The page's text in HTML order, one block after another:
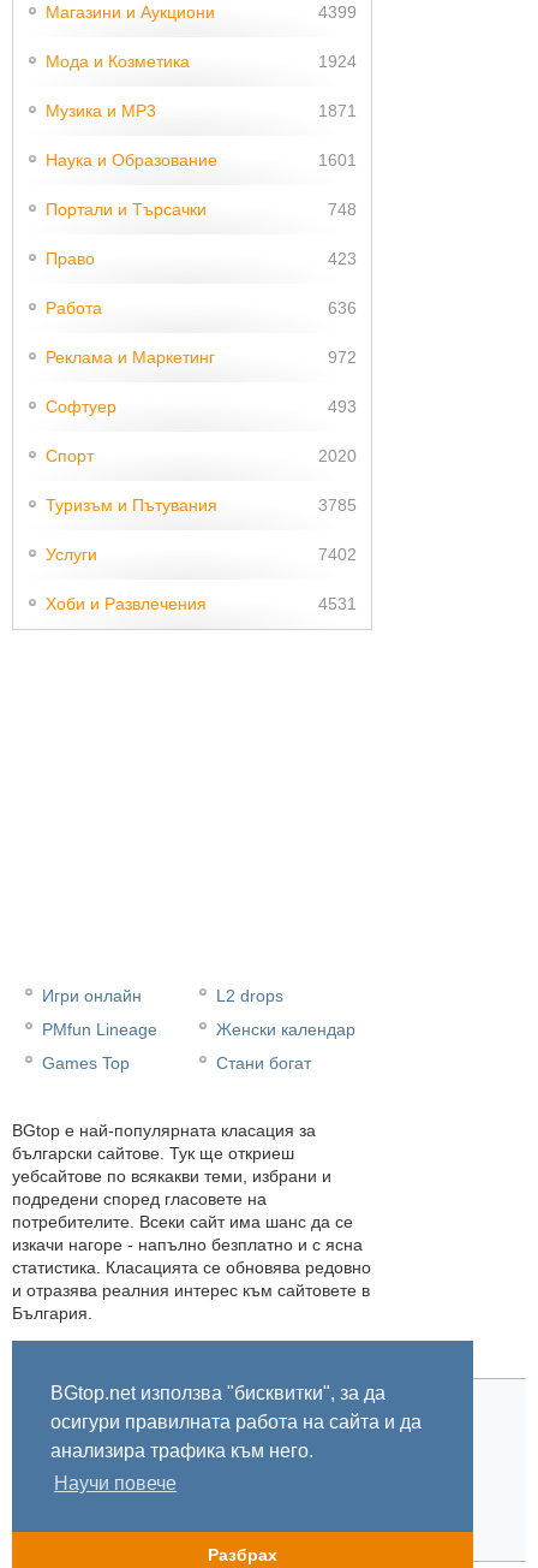
BGtop.net използва "бисквитки", за да
осигури правилната работа на сайта и да
анализира трафика към него.
Научи повече
Разбрах
Магазини и Аукциони 4399
Мода и Козметика 1924
Музика и MP3 1871
Наука и Образование 1601
Портали и Търсачки 748
Право 423
Работа 636
Реклама и Маркетинг 972
Софтуер 493
Спорт 2020
Туризъм и Пътувания 3785
Услуги 7402
Хоби и Развлечения 4531
Игри онлайн
PMfun Lineage
Games Top
L2 drops
Женски календар
Стани богат
BGtop e най-популярната класация за
български сайтове. Тук ще откриеш
уебсайтове по всякакви теми, избрани и
подредени според гласовете на
потребителите. Всеки сайт има шанс да се
изкачи нагоре - напълно безплатно и с ясна
статистика. Класацията се обновява редовно
и отразява реалния интерес към сайтовете в
България.
Начало Правила За BGtop.net
Пишете ни
Линк за гласуване
Бисквитки Поверителност
© 2002-2026 BGtop.net